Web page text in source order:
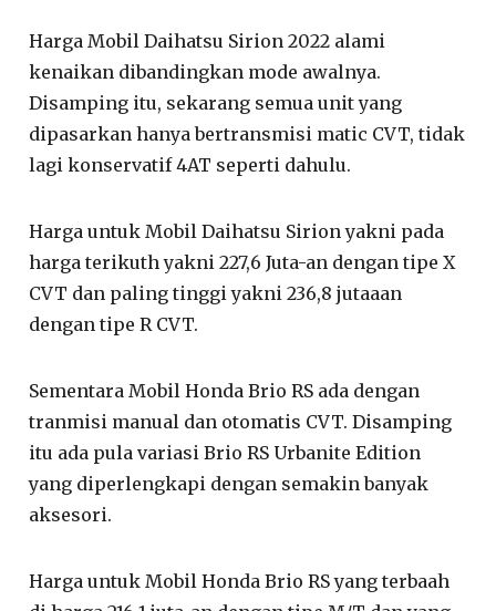
Harga Mobil Daihatsu Sirion 2022 alami
kenaikan dibandingkan mode awalnya.
Disamping itu, sekarang semua unit yang
dipasarkan hanya bertransmisi matic CVT, tidak
lagi konservatif 4AT seperti dahulu.
Harga untuk Mobil Daihatsu Sirion yakni pada
harga terikuth yakni 227,6 Juta-an dengan tipe X
CVT dan paling tinggi yakni 236,8 jutaaan
dengan tipe R CVT.
Sementara Mobil Honda Brio RS ada dengan
tranmisi manual dan otomatis CVT. Disamping
itu ada pula variasi Brio RS Urbanite Edition
yang diperlengkapi dengan semakin banyak
aksesori.
Harga untuk Mobil Honda Brio RS yang terbaah